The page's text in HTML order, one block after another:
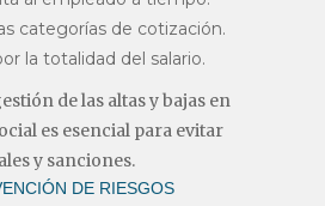
categorías de cotización.
la totalidad del salario.
de las altas y bajas en
es esencial para evitar
y sanciones.
DE RIESGOS